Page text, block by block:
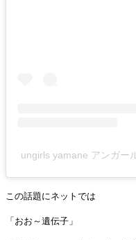
ungirls yamane アンガー
この話題にネットでは
「おお～遺伝子」